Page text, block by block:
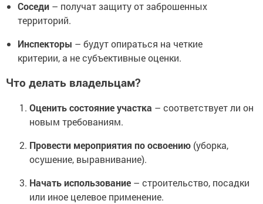
Соседи – получат защиту от заброшенных
территорий.
Инспекторы – будут опираться на четкие
критерии, а не субъективные оценки.
Что делать владельцам?
Оценить состояние участка – соответствует ли он
новым требованиям.
Провести мероприятия по освоению (уборка,
осушение, выравнивание).
Начать использование – строительство, посадки
или иное целевое применение.